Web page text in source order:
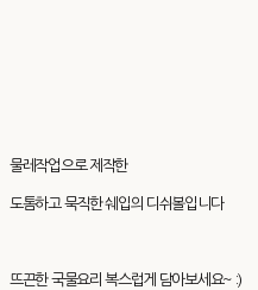
물레작업으로 제작한
도톰하고 묵직한 쉐입의 디쉬볼입니다
뜨끈한 국물요리 복스럽게 담아보세요~ :)